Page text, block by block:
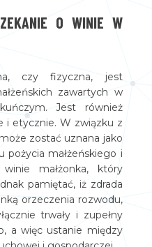
O WINIE W
czy fizyczna, jest
zawartych w
Jest również
i etycznie. W związku z
zostać uznana jako
pożycia małżeńskiego i
małżonka, który
pamiętać, iż zdrada
orzeczenia rozwodu,
trwały i zupełny
a więc ustanie między